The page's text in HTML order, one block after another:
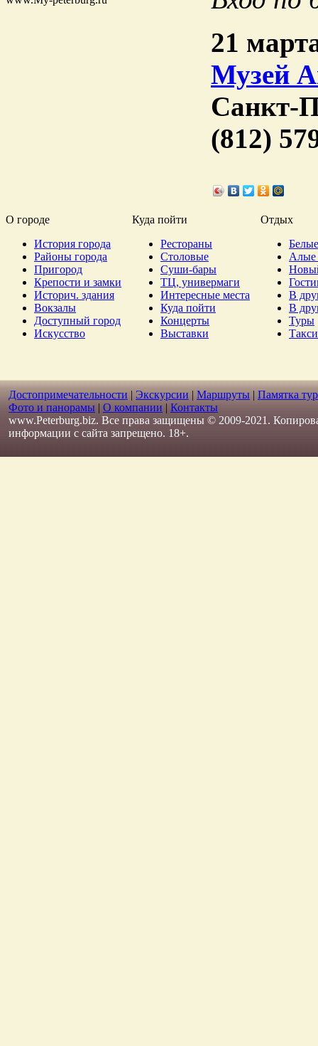
21
Музей
Санкт-
(812)
О городе Куда пойти
Отдых
История города
Районы города
Пригород
Крепости и замки
Историч. здания
Вокзалы
Доступный город
Искусство
Рестораны
Столовые
Суши-бары
ТЦ, универмаги
Интересные места
Куда пойти
Концерты
Выставки
Алые
В
В
Туры
Такси
Достопримечательности | Экскурсии | Маршруты | Памятка
Фото и панорамы | О компании | Контакты
www.Peterburg.biz. Все права защищены © 2009-2021.
информации с сайта запрещено. 18+.